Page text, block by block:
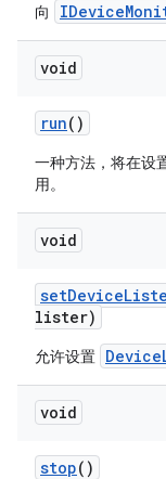
向
void
run()
一种方法，将在设
用。
void
setDevice
lister)
允许设置
void
stop()